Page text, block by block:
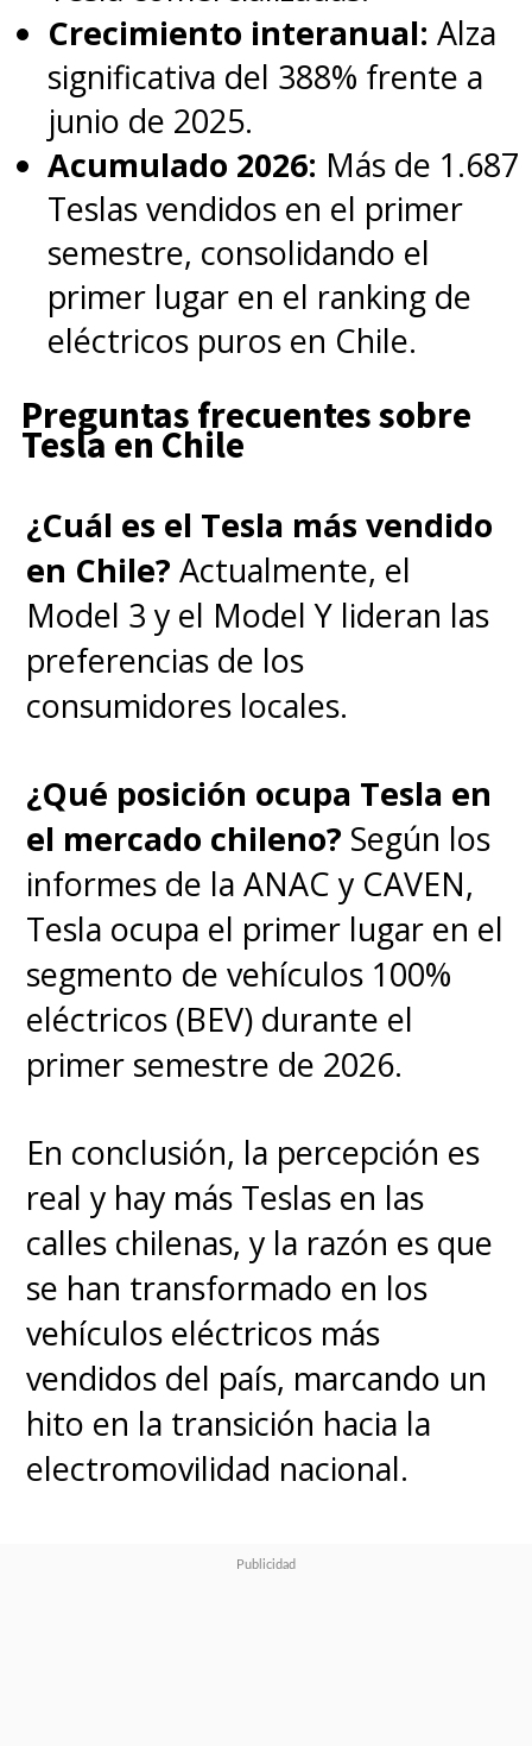
Crecimiento interanual: Alza
significativa del 388% frente a
junio de 2025.
Acumulado 2026: Más de 1.687
Teslas vendidos en el primer
semestre, consolidando el
primer lugar en el ranking de
eléctricos puros en Chile.
Preguntas frecuentes sobre
Tesla en Chile
¿Cuál es el Tesla más vendido
en Chile? Actualmente, el
Model 3 y el Model Y lideran las
preferencias de los
consumidores locales.
¿Qué posición ocupa Tesla en
el mercado chileno? Según los
informes de la ANAC y CAVEN,
Tesla ocupa el primer lugar en el
segmento de vehículos 100%
eléctricos (BEV) durante el
primer semestre de 2026.
En conclusión, la percepción es
real y hay más Teslas en las
calles chilenas, y la razón es que
se han transformado en los
vehículos eléctricos más
vendidos del país, marcando un
hito en la transición hacia la
electromovilidad nacional.